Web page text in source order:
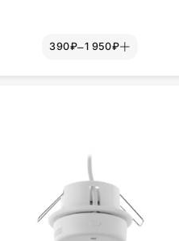
390₽–1 950₽